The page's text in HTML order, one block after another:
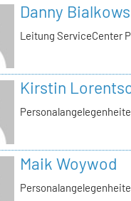
Danny
Leitung ServiceCenter
Kirstin
Maik Woywod